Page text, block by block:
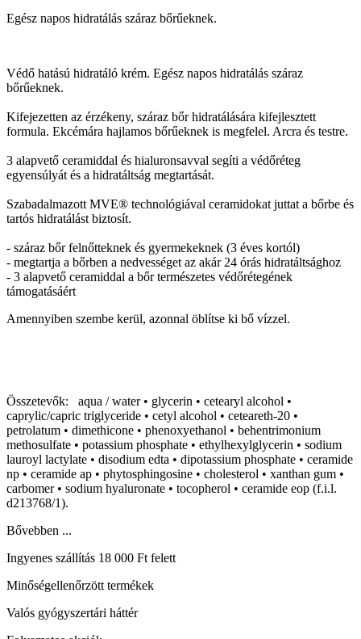
Egész napos hidratálás száraz bőrűeknek.
Védő hatású hidratáló krém. Egész napos hidratálás száraz
bőrűeknek.
Kifejezetten az érzékeny, száraz bőr hidratálására kifejlesztett
formula. Ekcémára hajlamos bőrűeknek is megfelel. Arcra és testre.
3 alapvető ceramiddal és hialuronsavval segíti a védőréteg
egyensúlyát és a hidratáltság megtartását.
Szabadalmazott MVE® technológiával ceramidokat juttat a bőrbe és
tartós hidratálást biztosít.
- száraz bőr felnőtteknek és gyermekeknek (3 éves kortól)
- megtartja a bőrben a nedvességet az akár 24 órás hidratáltsághoz
- 3 alapvető ceramiddal a bőr természetes védőrétegének
támogatásáért
Amennyiben szembe kerül, azonnal öblítse ki bő vízzel.
Összetevők: aqua / water • glycerin • cetearyl alcohol •
caprylic/capric triglyceride • cetyl alcohol • ceteareth-20 •
petrolatum • dimethicone • phenoxyethanol • behentrimonium
methosulfate • potassium phosphate • ethylhexylglycerin • sodium
lauroyl lactylate • disodium edta • dipotassium phosphate • ceramide
np • ceramide ap • phytosphingosine • cholesterol • xanthan gum •
carbomer • sodium hyaluronate • tocopherol • ceramide eop (f.i.l.
d213768/1).
Bővebben ...
Ingyenes szállítás 18 000 Ft felett
Minőségellenőrzött termékek
Valós gyógyszertári háttér